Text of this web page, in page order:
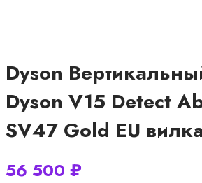
Dyson
Dyson V15 Detect
SV47 Gold EU
56 500 ₽